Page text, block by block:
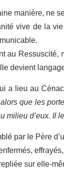
manière, ne
vive de la
au
devient
a lieu au
que les
d’eux. Il
par le Père
sur elle-